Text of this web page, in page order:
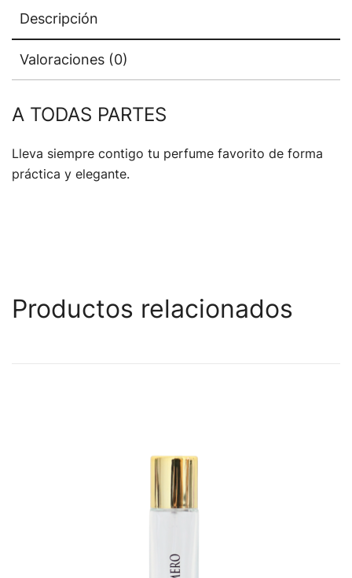
Descripción
Valoraciones (0)
A TODAS PARTES
Lleva siempre contigo tu perfume favorito de forma
práctica y elegante.
Productos relacionados